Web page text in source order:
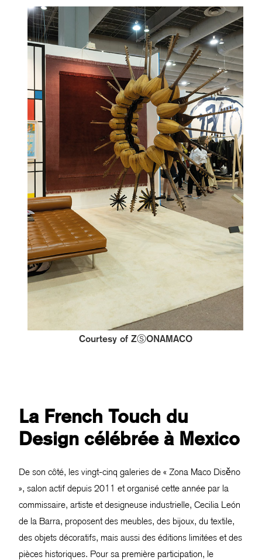
Courtesy of ZⓈONAMACO
La French Touch du
Design célébrée à Mexico
De son côté, les vingt-cinq galeries de « Zona Maco Disěno
», salon actif depuis 2011 et organisé cette année par la
commissaire, artiste et designeuse industrielle, Cecilia León
de la Barra, proposent des meubles, des bijoux, du textile,
des objets décoratifs, mais aussi des éditions limitées et des
pièces historiques. Pour sa première participation, le